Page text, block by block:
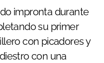
impronta durante
su primer
con picadores y
con una